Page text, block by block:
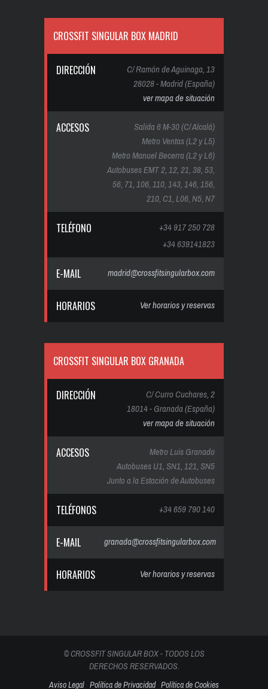
CROSSFIT SINGULAR BOX MADRID
DIRECCIÓN
C/ Ramón de Aguinaga, 13
28028 - Madrid (España)
ver mapa de situación
ACCESOS
Salida 6 M-30 (C/ Alcalá)
Metro Ventas (L2 y L5)
Metro Manuel Becerra (L2 y L6)
Autobuses EMT 2, 12, 21, 38, 53,
56, 71, 106, 110, 143, 146, 156,
210, C1, L06, N5, N7
TELÉFONO
+34 917 250 728
+34 639141823
E-MAIL madrid@crossfitsingularbox.com
HORARIOS Ver horarios y reservas
CROSSFIT SINGULAR BOX GRANADA
DIRECCIÓN
C/ Curro Cuchares, 2
18014 - Granada (España)
ver mapa de situación
ACCESOS
Metro Luis Granado
Autobuses U1, SN1, 121, SN5
Junto a la Estación de Autobuses
TELÉFONOS +34 659 790 140
E-MAIL granada@crossfitsingularbox.com
HORARIOS Ver horarios y reservas
© CROSSFIT SINGULAR BOX - TODOS LOS
DERECHOS RESERVADOS.
Aviso Legal Política de Privacidad Política de Cookies